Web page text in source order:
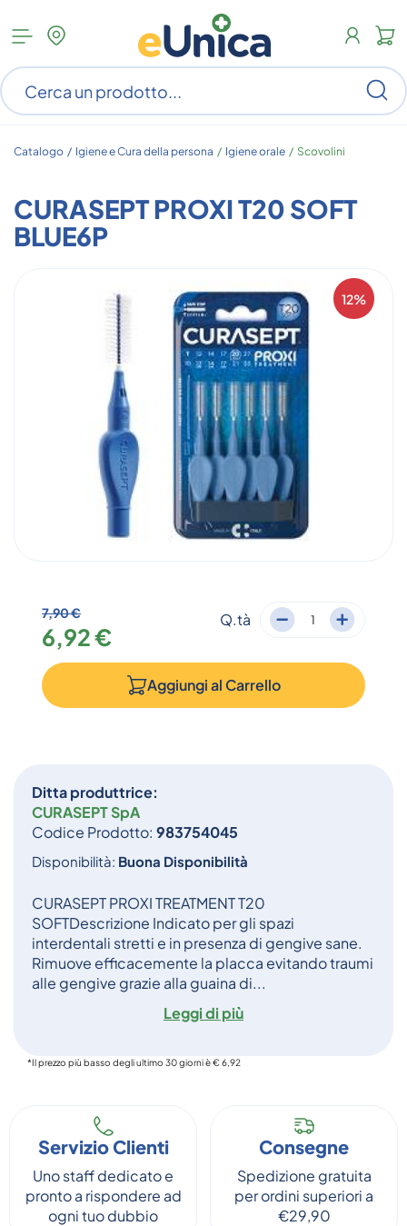
Apri
menu
categorie
Catalogo / Igiene e Cura della persona / Igiene orale / Scovolini
CURASEPT PROXI T20 SOFT
BLUE6P
12%
Ditta produttrice:
CURASEPT SpA
Codice Prodotto: 983754045
Disponibilità: Buona Disponibilità
CURASEPT PROXI TREATMENT T20
SOFTDescrizione Indicato per gli spazi
interdentali stretti e in presenza di gengive sane.
Rimuove efficacemente la placca evitando traumi
alle gengive grazie alla guaina di...
Leggi di più
7,90 €
6,92 €
Q.tà
Aggiungi al Carrello
*Il prezzo più basso degli ultimo 30 giorni è € 6,92
Servizio Clienti
Uno staff dedicato e
pronto a rispondere ad
ogni tuo dubbio
Consegne
Spedizione gratuita
per ordini superiori a
€29,90